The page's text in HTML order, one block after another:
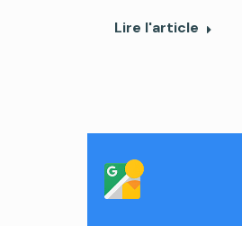
Lire l'article